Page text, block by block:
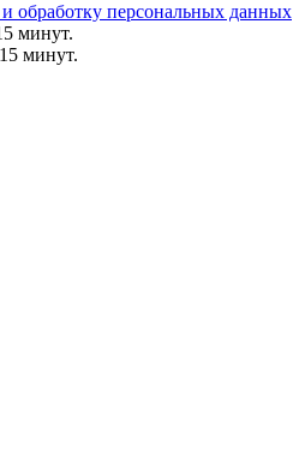
и обработку персональных данных
минут.
минут.